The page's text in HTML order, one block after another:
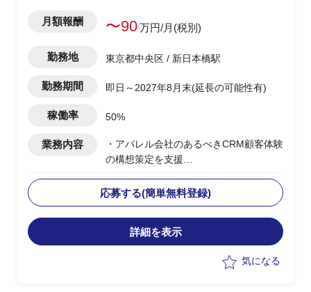
月額報酬 〜90万円/月(税別)
勤務地 東京都中央区 / 新日本橋駅
勤務期間 即日～2027年8月末(延長の可能性有)
稼働率 50%
業務内容
・アパレル会社のあるべきCRM顧客体験
の構想策定を支援
内の主要メンバーの方と合意形成した上
で
OMO機能を含めたあるべき姿を具体化
・幹部の合意を得るために、ユーザー調
応募する(簡単無料登録)
詳細を表示
気になる